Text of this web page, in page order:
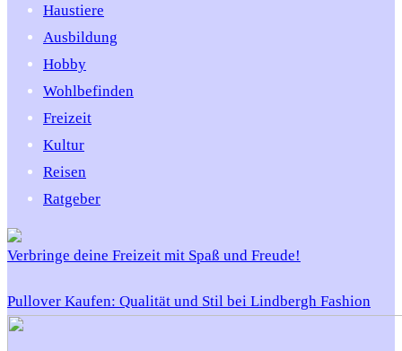
Haustiere
Ausbildung
Hobby
Wohlbefinden
Freizeit
Kultur
Reisen
Ratgeber
Verbringe deine Freizeit mit Spaß und Freude!
Pullover Kaufen: Qualität und Stil bei Lindbergh Fashion